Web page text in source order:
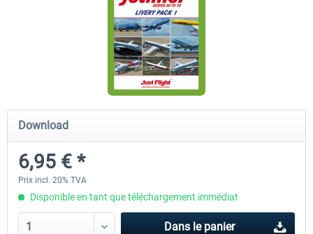
Airbus Bundle
52,77 € *
iFly Jets-The 737NG for
Download
6,95 € *
Prix incl. 20% TVA
Disponible en tant que téléchargement immédiat
Dans le panier